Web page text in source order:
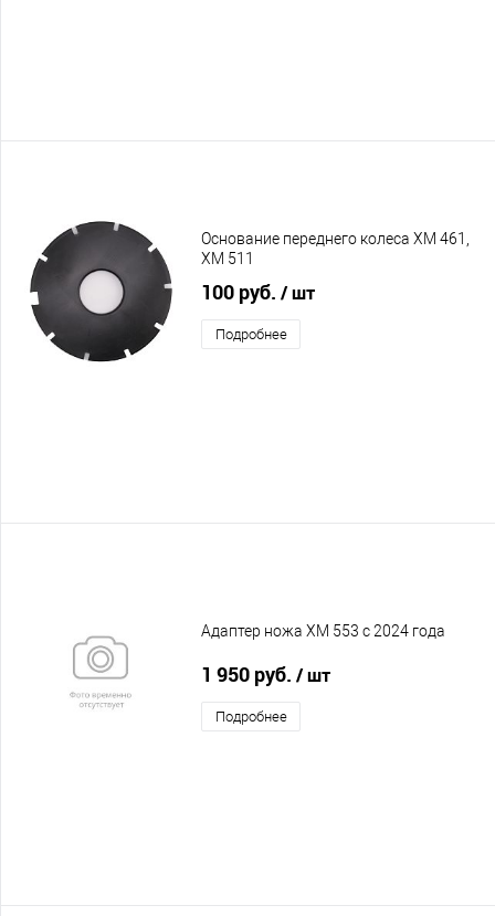
Основание переднего колеса XM 461,
XM 511
100 руб. / шт
Подробнее
Адаптер ножа XM 553 c 2024 года
1 950 руб. / шт
Подробнее